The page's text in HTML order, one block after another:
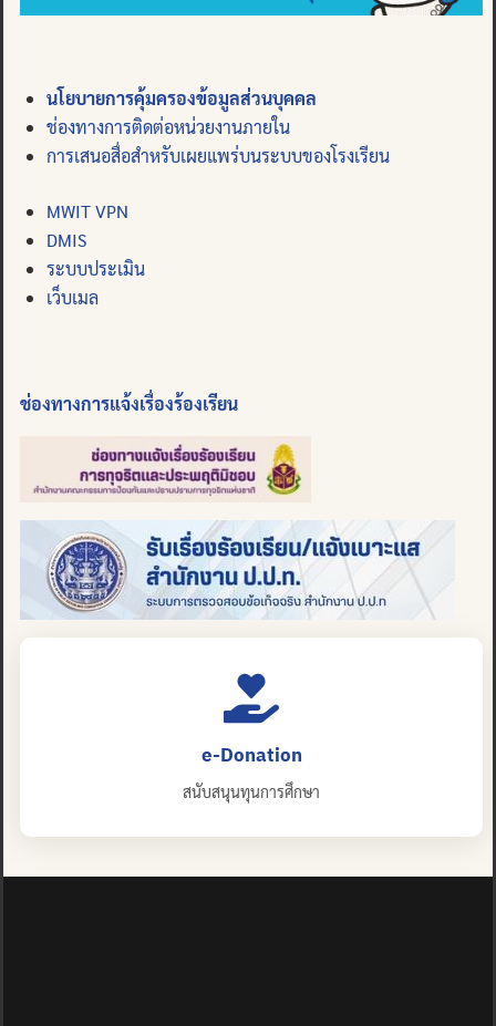
นโยบายการคุ้มครองข้อมูลส่วนบุคคล
ช่องทางการติดต่อหน่วยงานภายใน
การเสนอสื่อสำหรับเผยแพร่บนระบบของโรงเรียน
MWIT VPN
DMIS
ระบบประเมิน
เว็บเมล
ช่องทางการแจ้งเรื่องร้องเรียน
e-Donation
สนับสนุนทุนการศึกษา